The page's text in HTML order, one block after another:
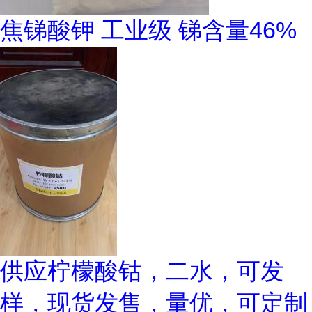
焦锑酸钾 工业级 锑含量46%
供应柠檬酸钴，二水，可发
样，现货发售，量优，可定制